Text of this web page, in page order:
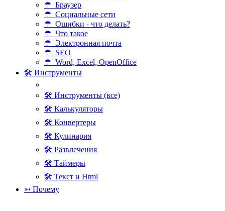
☂ Браузер
☂ Социальные сети
☂ Ошибки - что делать?
☂ Что такое
☂ Электронная почта
☂ SEO
☂ Word, Excel, OpenOffice
🛠 Инструменты
🛠 Инструменты (все)
🛠 Калькуляторы
🛠 Конвертеры
🛠 Кулинария
🛠 Развлечения
🛠 Таймеры
🛠 Текст и Html
➳ Почему